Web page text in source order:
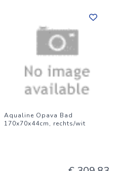
Aqualine Opava Bad
170x70x44cm, rechts/wit